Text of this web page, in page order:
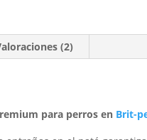
(2)
para perros en Brit-